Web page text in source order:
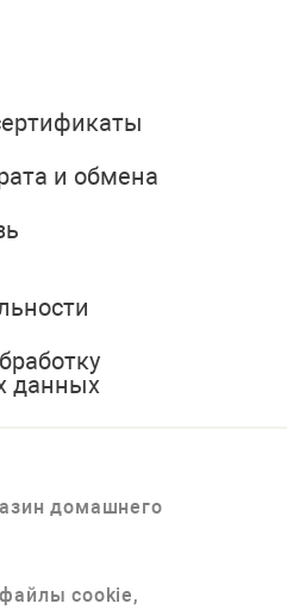
и обмена
данных
домашнего
cookie,